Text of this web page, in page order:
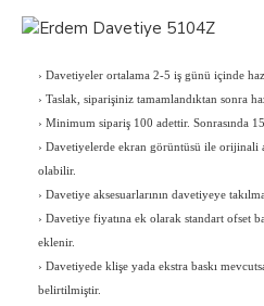
› Davetiyeler ortalama 2-5 iş günü içinde
› Taslak, siparişiniz tamamlandıktan sonra
› Minimum sipariş 100 adettir. Sonrasında
› Davetiyelerde ekran görüntüsü ile orijinali
olabilir.
› Davetiye aksesuarlarının davetiyeye
› Davetiye fiyatına ek olarak standart ofset
eklenir.
› Davetiyede klişe yada ekstra baskı
belirtilmiştir.